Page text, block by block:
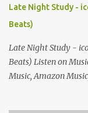
Late Night Study -
Beats)
Late Night Study -
Beats) Listen on
Music, Amazon